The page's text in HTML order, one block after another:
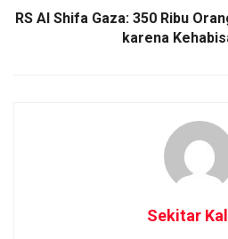
RS Al Shifa Gaza: 350 Ribu
karena
Sekitar